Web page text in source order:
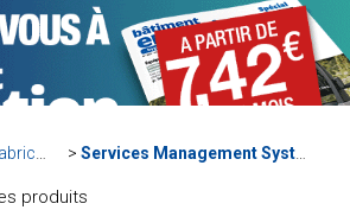
Services Management Systems
produits